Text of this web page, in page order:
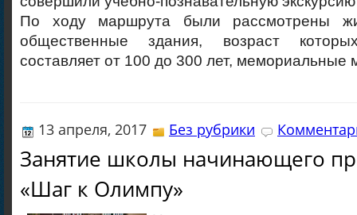
По ходу маршрута были рассмотрены
общественные здания, возраст
составляет от 100 до 300 лет, мемориальные
13 апреля, 2017 Без рубрики
Занятие школы начинающего
«Шаг к Олимпу»